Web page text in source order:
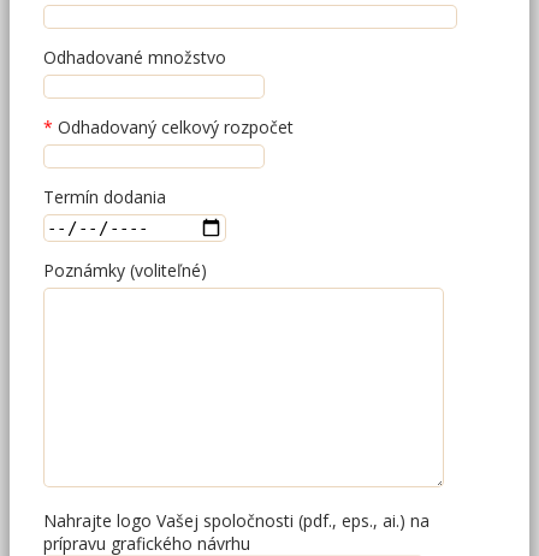
Odhadované množstvo
Odhadovaný celkový rozpočet
Termín dodania
Poznámky (voliteľné)
Nahrajte logo Vašej spoločnosti (pdf., eps., ai.) na
prípravu grafického návrhu